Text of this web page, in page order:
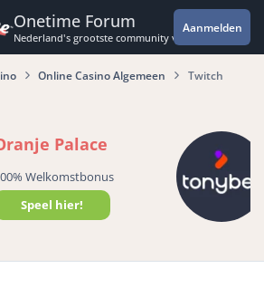
Onetime Forum
Nederland's grootste community voor de
Aanmelden
Online Casino Algemeen Twitch
Palace
Welkomstbonus
Speel hier!